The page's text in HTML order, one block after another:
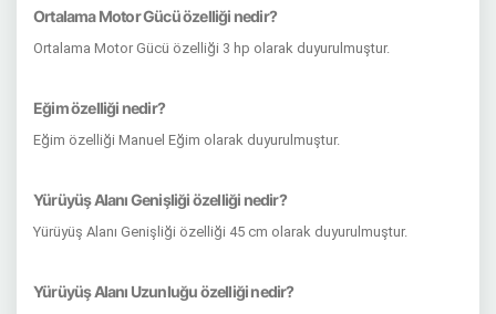
Ortalama Motor Gücü özelliği nedir?
Ortalama Motor Gücü özelliği 3 hp olarak duyurulmuştur.
Eğim özelliği nedir?
Eğim özelliği Manuel Eğim olarak duyurulmuştur.
Yürüyüş Alanı Genişliği özelliği nedir?
Yürüyüş Alanı Genişliği özelliği 45 cm olarak duyurulmuştur.
Yürüyüş Alanı Uzunluğu özelliği nedir?